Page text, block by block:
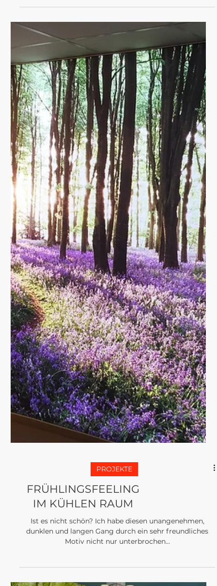
PROJEKTE
AT WORK. From Store
to Trendstore
Als kleiner Vorgeschmack zeige ich dir hier mal einen
Entwurf von 5 Stück. Der Schuhladen in der Innenstadt
Erfurts bekommt ein neues...